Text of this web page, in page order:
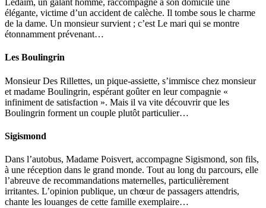
Ledaim, un galant homme, raccompagne à son domicile une
élégante, victime d’un accident de calèche. Il tombe sous le charme
de la dame. Un monsieur survient ; c’est Le mari qui se montre
étonnamment prévenant…
Les Boulingrin
Monsieur Des Rillettes, un pique-assiette, s’immisce chez monsieur
et madame Boulingrin, espérant goûter en leur compagnie «
infiniment de satisfaction ». Mais il va vite découvrir que les
Boulingrin forment un couple plutôt particulier…
Sigismond
Dans l’autobus, Madame Poisvert, accompagne Sigismond, son fils,
à une réception dans le grand monde. Tout au long du parcours, elle
l’abreuve de recommandations maternelles, particulièrement
irritantes. L’opinion publique, un chœur de passagers attendris,
chante les louanges de cette famille exemplaire…